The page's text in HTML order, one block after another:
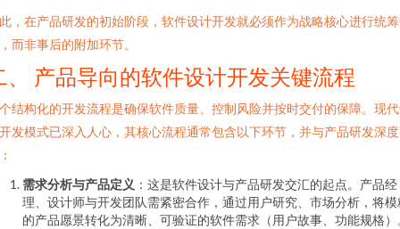
，在产品研发的初始阶段，软件设计开发就必须作为战略核心进行统
而非事后的附加环节。
、 产品导向的软件设计开发关键流程
结构化的开发流程是确保软件质量、控制风险并按时交付的保障。现
发模式已深入人心，其核心流程通常包含以下环节，并与产品研发深
需求分析与产品定义 ：这是软件设计与产品研发交汇的起点。产品经
理、设计师与开发团队需紧密合作，通过用户研究、市场分析，将模
的产品愿景转化为清晰、可验证的软件需求（用户故事、功能规格）